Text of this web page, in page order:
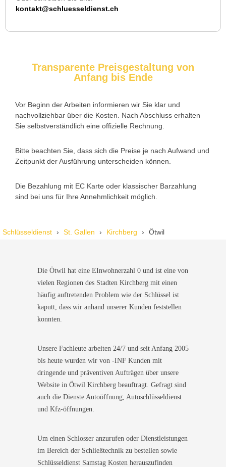
Service rufen. Techniker war schnell da, aber das Ersatzteil
Daniel W. aus Uster
Zuverlässiger Service bei einem verlorenen Haustürschlüssel.
Die Tür wurde ohne Kratzer geöffnet, nur der Preis war leicht
N Nadine H. aus Aadorf
Wir standen mit den Kindern vor verschlossener Tür – der
kontakt@schluesseldienst.ch
Transparente Preisgestaltung von
Anfang bis Ende
Vor Beginn der Arbeiten informieren wir Sie klar und
nachvollziehbar über die Kosten. Nach Abschluss erhalten
Sie selbstverständlich eine offizielle Rechnung.
Bitte beachten Sie, dass sich die Preise je nach Aufwand und
Zeitpunkt der Ausführung unterscheiden können.
Die Bezahlung mit EC Karte oder klassischer Barzahlung
sind bei uns für Ihre Annehmlichkeit möglich.
Schlüsseldienst St. Gallen Kirchberg Ötwil
Die Ötwil hat eine EInwohnerzahl 0 und ist eine von
vielen Regionen des Stadten Kirchberg mit einen
häufig auftretenden Problem wie der Schlüssel ist
kaputt, dass wir anhand unserer Kunden feststellen
konnten.
Unsere Fachleute arbeiten 24/7 und seit Anfang 2005
bis heute wurden wir von -INF Kunden mit
dringende und präventiven Aufträgen über unsere
Website in Ötwil Kirchberg beauftragt. Gefragt sind
auch die Dienste Autoöffnung, Autoschlüsseldienst
und Kfz-öffnungen.
Um einen Schlosser anzurufen oder Dienstleistungen
im Bereich der Schließtechnik zu bestellen sowie
Schlüsseldienst Samstag Kosten herauszufinden